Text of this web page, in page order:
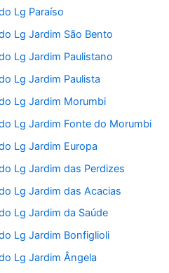
Lg Paraíso
Lg Jardim São Bento
Lg Jardim Paulistano
Lg Jardim Paulista
Lg Jardim Morumbi
Lg Jardim Fonte do Morumbi
Lg Jardim Europa
Lg Jardim das Perdizes
Lg Jardim das Acacias
Lg Jardim da Saúde
Lg Jardim Bonfiglioli
Lg Jardim Ângela